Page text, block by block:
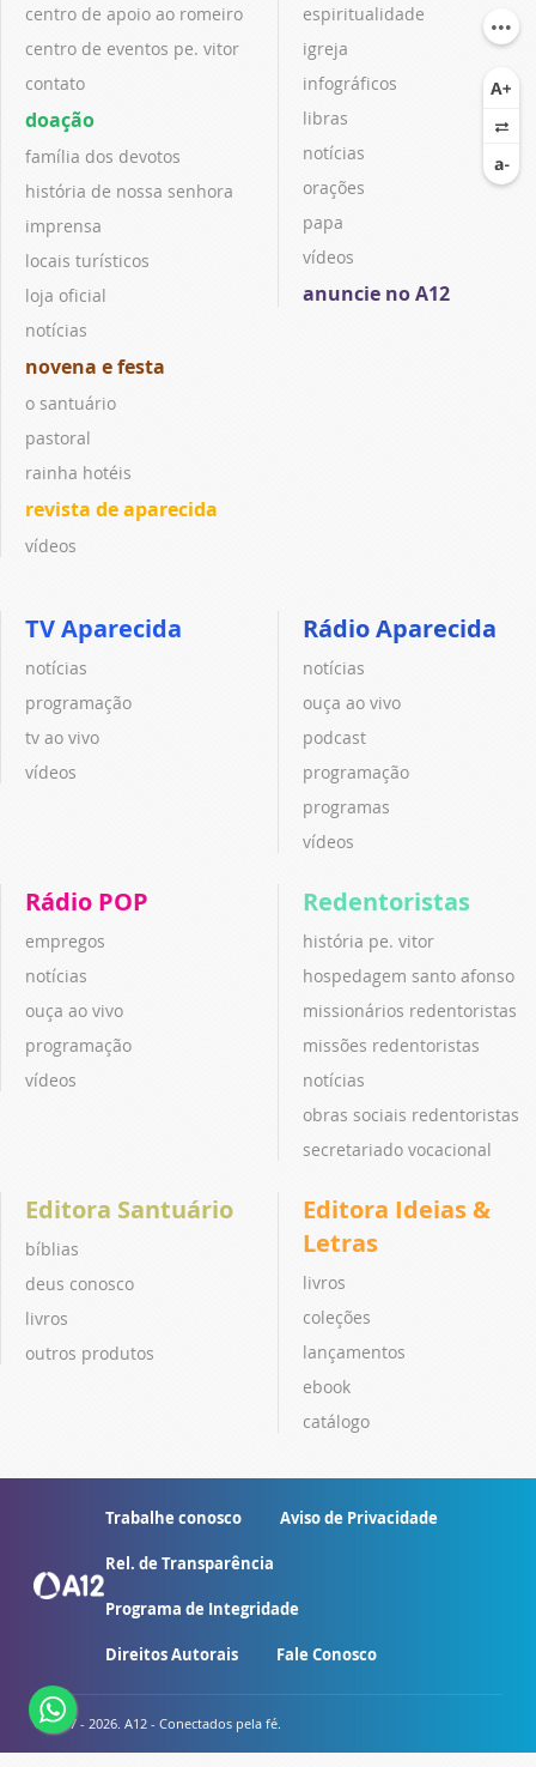
centro de apoio ao romeiro
centro de eventos pe. vitor
contato
doação
família dos devotos
história de nossa senhora
imprensa
locais turísticos
loja oficial
notícias
novena e festa
o santuário
pastoral
rainha hotéis
revista de aparecida
vídeos
espiritualidade
igreja
infográficos
libras
notícias
orações
papa
vídeos
anuncie no A12
TV Aparecida
notícias
programação
tv ao vivo
vídeos
Rádio Aparecida
notícias
ouça ao vivo
podcast
programação
programas
vídeos
Rádio POP
empregos
notícias
ouça ao vivo
programação
vídeos
Redentoristas
história pe. vitor
hospedagem santo afonso
missionários redentoristas
missões redentoristas
notícias
obras sociais redentoristas
secretariado vocacional
Editora Santuário
bíblias
deus conosco
livros
outros produtos
Editora Ideias &
Letras
livros
coleções
lançamentos
ebook
catálogo
Trabalhe conosco Aviso de Privacidade
Rel. de Transparência
Programa de Integridade
Direitos Autorais Fale Conosco
© 2007 - 2026. A12 - Conectados pela fé.